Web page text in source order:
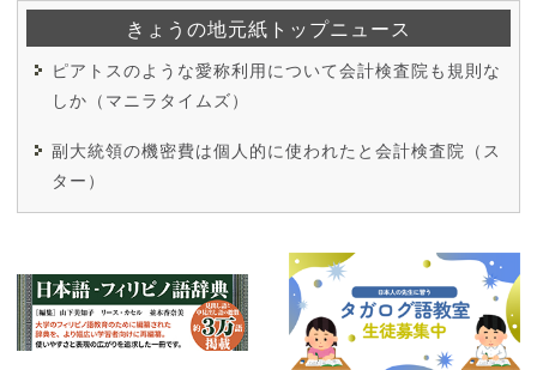
きょうの地元紙トップニュース
ピアトスのような愛称利用について会計検査院も規則な
しか（マニラタイムズ）
副大統領の機密費は個人的に使われたと会計検査院（ス
ター）